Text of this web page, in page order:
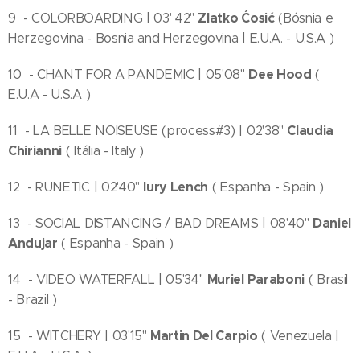
9 - COLORBOARDING | 03' 42'' Zlatko Ćosić(Bósnia e
Herzegovina - Bosnia and Herzegovina | E.U.A. - U.S.A )
10 - CHANT FOR A PANDEMIC | 05'08'' Dee Hood (
E.U.A - U.S.A )
11 - LA BELLE NOISEUSE (process#3) | 02'38'' Claudia
Chirianni ( Itália - Italy )
12 - RUNETIC | 02'40'' Iury Lench ( Espanha - Spain )
13 - SOCIAL DISTANCING / BAD DREAMS | 08'40'' Daniel
Andujar ( Espanha - Spain )
14 - VIDEO WATERFALL | 05'34'' Muriel Paraboni( Brasil
- Brazil )
15 - WITCHERY | 03'15'' Martin Del Carpio ( Venezuela |